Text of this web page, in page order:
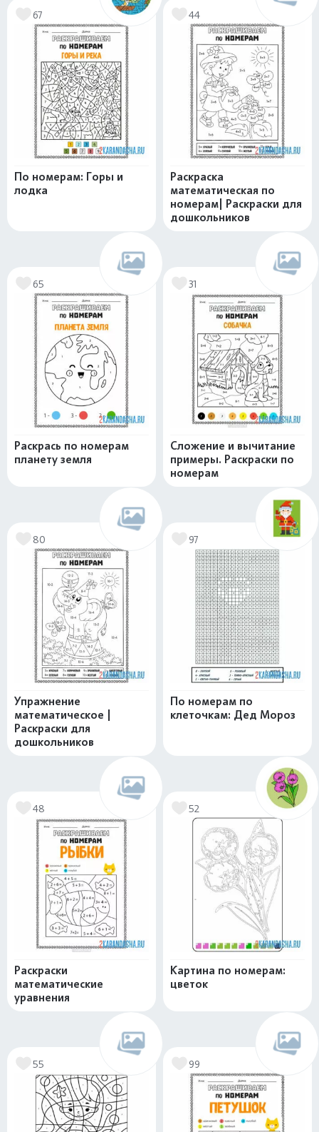
67
По номерам: Горы и
лодка
44
Раскраска
математическая по
номерам| Раскраски для
дошкольников
65
Раскрась по номерам
планету земля
31
Сложение и вычитание
примеры. Раскраски по
номерам
80
Упражнение
математическое |
Раскраски для
дошкольников
97
По номерам по
клеточкам: Дед Мороз
48
Раскраски
математические
уравнения
52
Картина по номерам:
цветок
55 99